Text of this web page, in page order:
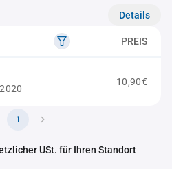
Details
PREIS
10,90€
1
USt. für Ihren Standort